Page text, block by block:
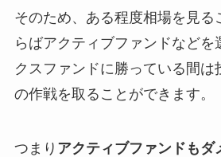
そのため、ある程度相場を見る
らばアクティブファンドなどを
クスファンドに勝っている間は
の作戦を取ることができます。
つまり アクティブファンドもダ